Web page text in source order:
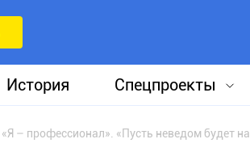
История Спецпроекты